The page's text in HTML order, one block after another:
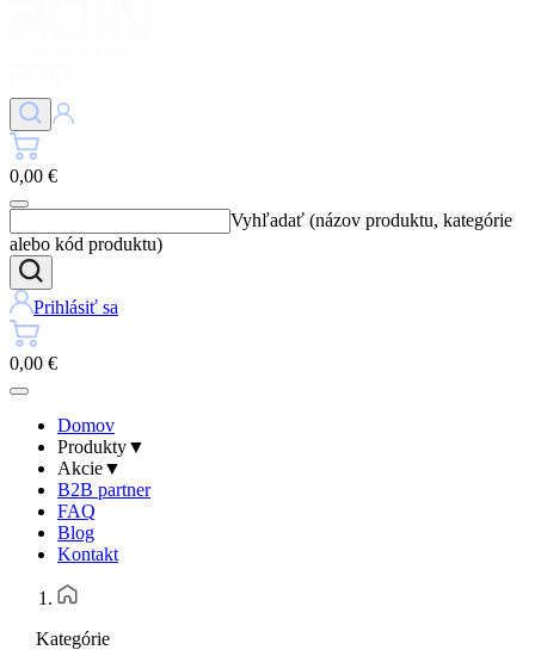
0,00 €
Vyhľadať (názov produktu, kategórie
alebo kód produktu)
Prihlásiť sa
0,00 €
Domov
Produkty▼
Akcie▼
B2B partner
FAQ
Blog
Kontakt
Kategórie